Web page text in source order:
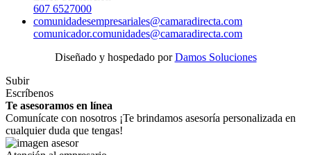
607 6527000
comunidadesempresariales@camaradirecta.com
comunicador.comunidades@camaradirecta.com
Diseñado y hospedado porDamos Soluciones
Subir
Escríbenos
Te asesoramos en línea
Comunícate con nosotros ¡Te brindamos asesoría personalizada en
cualquier duda que tengas!